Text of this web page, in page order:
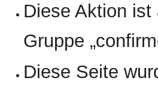
Diese Aktion
Gruppe
Diese Seite